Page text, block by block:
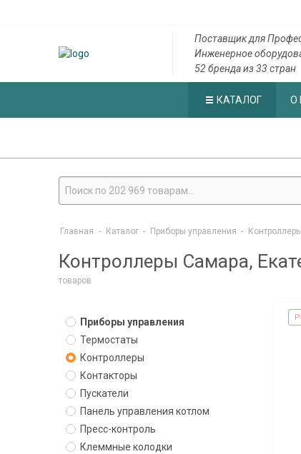
Поставщик для
Инженерное
52 бренда из 33 стран
КАТАЛОГ О
Главная - Каталог - Приборы управления - Контроллеры
Контроллеры Самара,
товаров
Приборы управления
Термостаты
Контроллеры
Контакторы
Пускатели
Панель управления котлом
Пресс-контроль
Клеммные колодки